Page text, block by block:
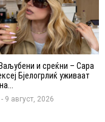
и среќни – Сара
Бјелогрлиќ уживаат
9 август, 2026